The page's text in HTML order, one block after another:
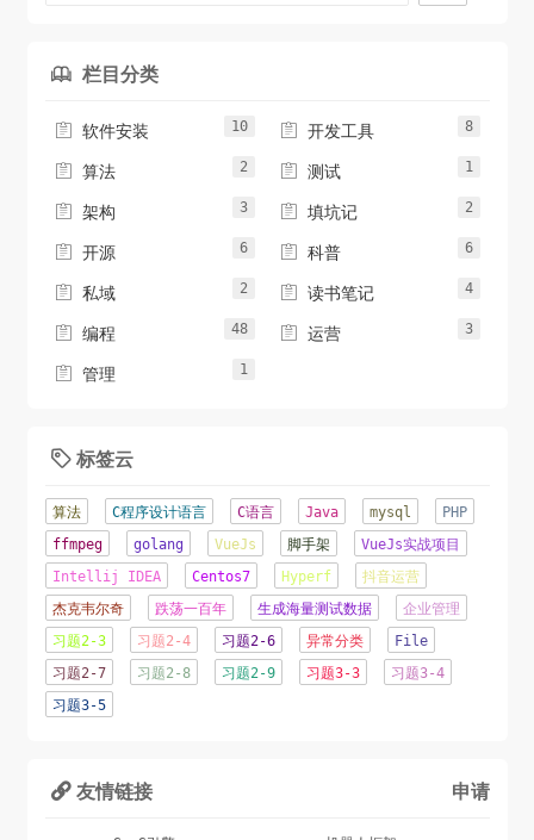
 栏目分类
 软件安装 10  开发工具 8
 算法 2  测试 1
 架构 3  填坑记 2
 开源 6  科普 6
 私域 2  读书笔记 4
 编程 48  运营 3
 管理 1
 标签云
算法 C程序设计语言 C语言 Java mysql
PHP
ffmpeg
golang VueJs 脚手架
VueJs实战项目
Intellij IDEA
Centos7 Hyperf
抖音运营
杰克韦尔奇
跌荡一百年 生成海量测试数据
企业管理
习题2-3
习题2-4 习题2-6 异常分类
File
习题2-7
习题2-8 习题2-9 习题3-3
习题3-4
习题3-5
 友情链接 申请